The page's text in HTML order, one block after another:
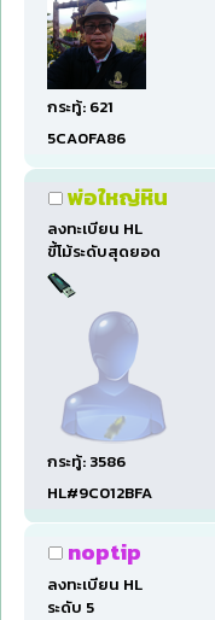
กระทู้: 621
5CA0FA86
พ่อใหญ่หิน
ลงทะเบียน HL
ขี้โม้ระดับสุดยอด
กระทู้: 3586
HL#9C012BFA
noptip
ลงทะเบียน HL
ระดับ 5